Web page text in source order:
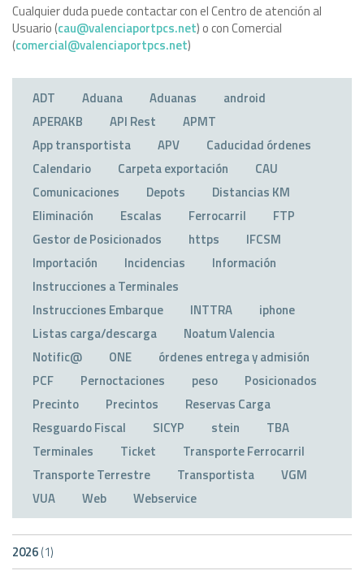
Cualquier duda puede contactar con el Centro de atención al
Usuario (cau@valenciaportpcs.net) o con Comercial
(comercial@valenciaportpcs.net)
ADT Aduana Aduanas
android
APERAKB
API Rest
APMT
App transportista
APV
Caducidad órdenes
Calendario
Carpeta exportación
CAU
Comunicaciones
Depots
Distancias KM
Eliminación
Escalas Ferrocarril
FTP
Gestor de Posicionados
https
IFCSM
Importación
Incidencias
Información
Instrucciones a Terminales
Instrucciones Embarque
INTTRA
iphone
Listas carga/descarga
Noatum Valencia
Notific@
ONE
órdenes entrega y admisión
PCF
Pernoctaciones peso
Posicionados
Precinto
Precintos
Reservas Carga
Resguardo Fiscal
SICYP stein
TBA
Terminales
Ticket
Transporte Ferrocarril
Transporte Terrestre
Transportista
VGM
VUA
Web Webservice
2026(1)